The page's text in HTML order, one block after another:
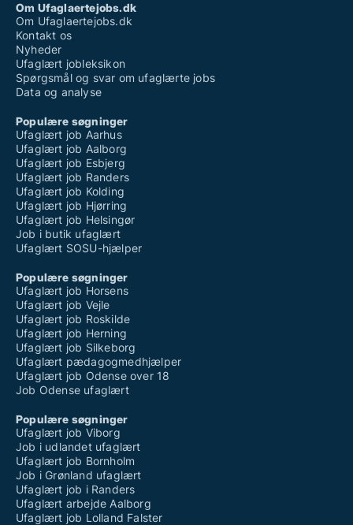
Om Ufaglaertejobs.dk
Om Ufaglaertejobs.dk
Kontakt os
Nyheder
Ufaglært jobleksikon
Spørgsmål og svar om ufaglærte jobs
Data og analyse
Populære søgninger
Ufaglært job Aarhus
Ufaglært job Aalborg
Ufaglært job Esbjerg
Ufaglært job Randers
Ufaglært job Kolding
Ufaglært job Hjørring
Ufaglært job Helsingør
Job i butik ufaglært
Ufaglært SOSU-hjælper
Populære søgninger
Ufaglært job Horsens
Ufaglært job Vejle
Ufaglært job Roskilde
Ufaglært job Herning
Ufaglært job Silkeborg
Ufaglært pædagogmedhjælper
Ufaglært job Odense over 18
Job Odense ufaglært
Populære søgninger
Ufaglært job Viborg
Job i udlandet ufaglært
Ufaglært job Bornholm
Job i Grønland ufaglært
Ufaglært job i Randers
Ufaglært arbejde Aalborg
Ufaglært job Lolland Falster